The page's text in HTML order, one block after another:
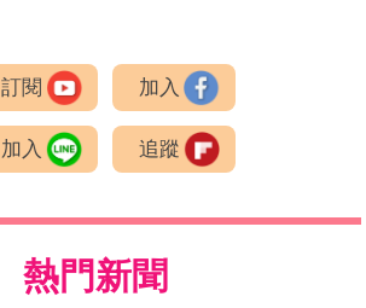
訂閱 加入
加入 追蹤
熱門新聞